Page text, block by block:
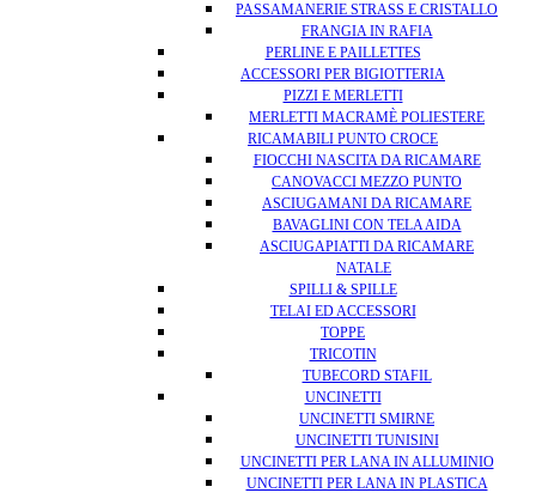
PASSAMANERIE STRASS E CRISTALLO
FRANGIA IN RAFIA
PERLINE E PAILLETTES
ACCESSORI PER BIGIOTTERIA
PIZZI E MERLETTI
MERLETTI MACRAMÈ POLIESTERE
RICAMABILI PUNTO CROCE
FIOCCHI NASCITA DA RICAMARE
CANOVACCI MEZZO PUNTO
ASCIUGAMANI DA RICAMARE
BAVAGLINI CON TELA AIDA
ASCIUGAPIATTI DA RICAMARE
NATALE
SPILLI & SPILLE
TELAI ED ACCESSORI
TOPPE
TRICOTIN
TUBECORD STAFIL
UNCINETTI
UNCINETTI SMIRNE
UNCINETTI TUNISINI
UNCINETTI PER LANA IN ALLUMINIO
UNCINETTI PER LANA IN PLASTICA